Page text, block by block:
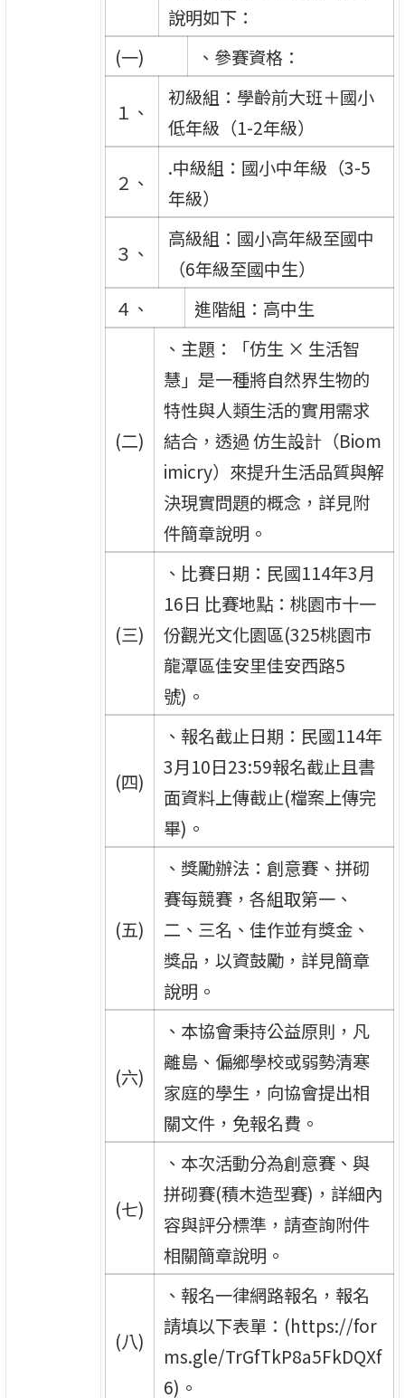
說明如下：
(一)
、參賽資格：
１、
初級組：學齡前大班＋國小
低年級（1-2年級）
２、
.中級組：國小中年級（3-5
年級）
３、
高級組：國小高年級至國中
（6年級至國中生）
４、
進階組：高中生
(二)
、主題：「仿生 × 生活智
慧」是一種將自然界生物的
特性與人類生活的實用需求
結合，透過 仿生設計（Biom
imicry）來提升生活品質與解
決現實問題的概念，詳見附
件簡章說明。
(三)
、比賽日期：民國114年3月
16日 比賽地點：桃園市十一
份觀光文化園區(325桃園市
龍潭區佳安里佳安西路5
號)。
(四)
、報名截止日期：民國114年
3月10日23:59報名截止且書
面資料上傳截止(檔案上傳完
畢)。
(五)
、獎勵辦法：創意賽、拼砌
賽每競賽，各組取第一、
二、三名、佳作並有獎金、
獎品，以資鼓勵，詳見簡章
說明。
(六)
、本協會秉持公益原則，凡
離島、偏鄉學校或弱勢清寒
家庭的學生，向協會提出相
關文件，免報名費。
(七)
、本次活動分為創意賽、與
拼砌賽(積木造型賽)，詳細內
容與評分標準，請查詢附件
相關簡章說明。
(八)
、報名一律網路報名，報名
請填以下表單：(https://for
ms.gle/TrGfTkP8a5FkDQXf
6)。